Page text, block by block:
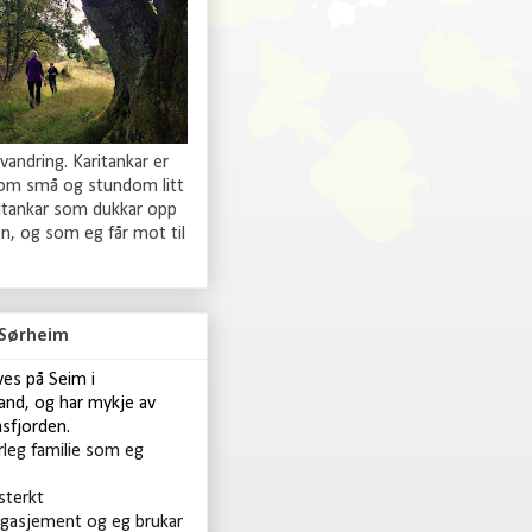
Karitankar er
små og stundom litt
som dukkar opp
og som eg får mot til
på Seim i
og har mykje av
familie som eg
og eg brukar